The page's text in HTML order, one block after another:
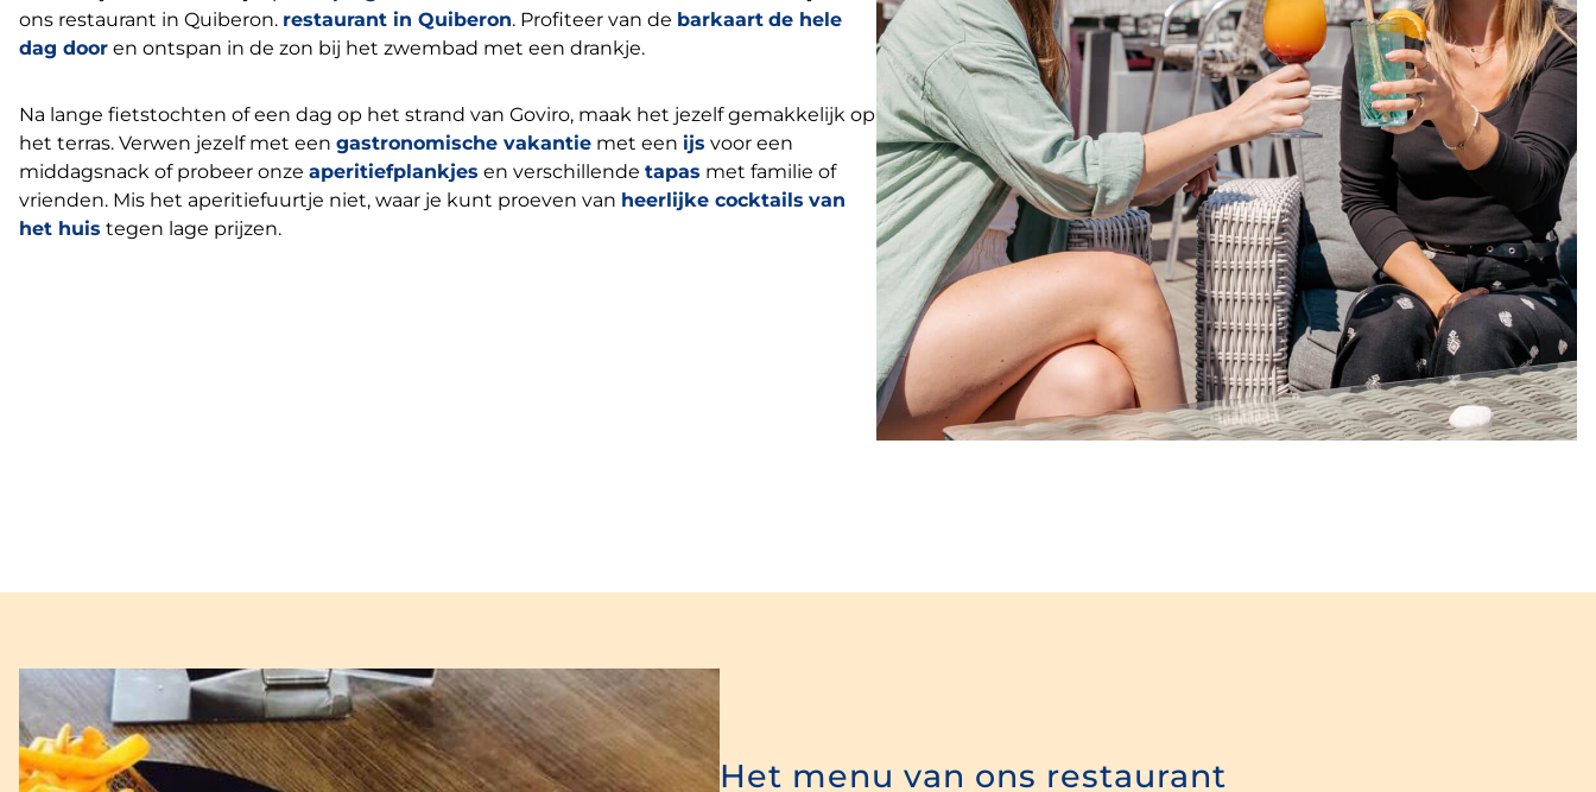
ons restaurant in Quiberon. restaurant in Quiberon. Profiteer van de barkaart de hele
dag door en ontspan in de zon bij het zwembad met een drankje.
Na lange fietstochten of een dag op het strand van Goviro, maak het jezelf gemakkelijk op
het terras. Verwen jezelf met een gastronomische vakantie met een ijs voor een
middagsnack of probeer onze aperitiefplankjes en verschillende tapas met familie of
vrienden. Mis het aperitiefuurtje niet, waar je kunt proeven van heerlijke cocktails van
het huis tegen lage prijzen.
Het menu van ons restaurant